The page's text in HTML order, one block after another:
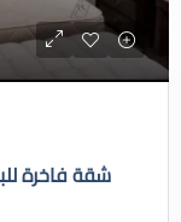
شقة فاخرة